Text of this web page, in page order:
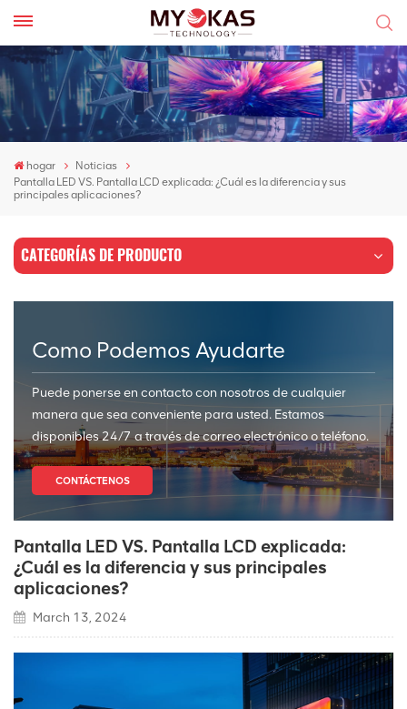
hogar
Noticias
Pantalla LED VS. Pantalla LCD explicada: ¿Cuál es la diferencia y sus
principales aplicaciones?
CATEGORÍAS DE PRODUCTO
Como Podemos Ayudarte
Puede ponerse en contacto con nosotros de cualquier
manera que sea conveniente para usted. Estamos
disponibles 24/7 a través de correo electrónico o teléfono.
CONTÁCTENOS
Pantalla LED VS. Pantalla LCD explicada:
¿Cuál es la diferencia y sus principales
aplicaciones?
March 13, 2024